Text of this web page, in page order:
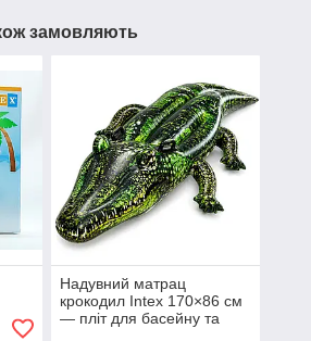
замовляють
Надувний матрац
крокодил Intex 170×86 см
— пліт для басейну та